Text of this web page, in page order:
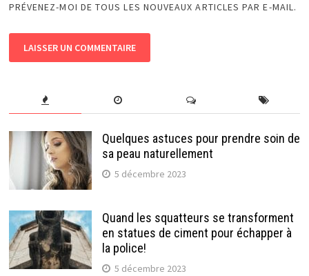
PRÉVENEZ-MOI DE TOUS LES NOUVEAUX ARTICLES PAR E-MAIL.
Quelques astuces pour prendre soin de
sa peau naturellement
5 décembre 2023
Quand les squatteurs se transforment
en statues de ciment pour échapper à
la police!
5 décembre 2023